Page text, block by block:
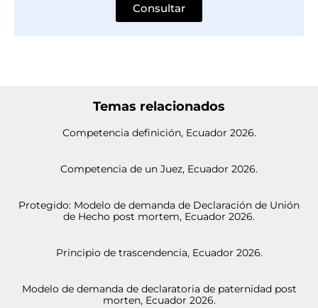
Consultar
Temas relacionados
Competencia definición, Ecuador 2026.
Competencia de un Juez, Ecuador 2026.
Protegido: Modelo de demanda de Declaración de Unión
de Hecho post mortem, Ecuador 2026.
Principio de trascendencia, Ecuador 2026.
Modelo de demanda de declaratoria de paternidad post
morten, Ecuador 2026.